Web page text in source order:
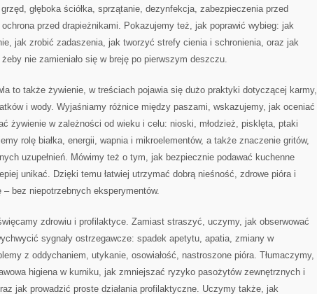
głęboka ściółka, sprzątanie, dezynfekcja, zabezpieczenia przed
przed drapieżnikami. Pokazujemy też, jak poprawić wybieg: jak
jak zrobić zadaszenia, jak tworzyć strefy cienia i schronienia, oraz jak
żeby nie zamieniało się w breję po pierwszym deszczu.
to także żywienie, w treściach pojawia się dużo praktyki dotyczącej karmy,
i wody. Wyjaśniamy różnice między paszami, wskazujemy, jak oceniać
żywienie w zależności od wieku i celu: nioski, młodzież, pisklęta, ptaki
rolę białka, energii, wapnia i mikroelementów, a także znaczenie gritów,
uzupełnień. Mówimy też o tym, jak bezpiecznie podawać kuchenne
unikać. Dzięki temu łatwiej utrzymać dobrą nieśność, zdrowe pióra i
– bez niepotrzebnych eksperymentów.
zdrowiu i profilaktyce. Zamiast straszyć, uczymy, jak obserwować
sygnały ostrzegawcze: spadek apetytu, apatia, zmiany w
z oddychaniem, utykanie, osowiałość, nastroszone pióra. Tłumaczymy,
higiena w kurniku, jak zmniejszać ryzyko pasożytów zewnętrznych i
jak prowadzić proste działania profilaktyczne. Uczymy także, jak